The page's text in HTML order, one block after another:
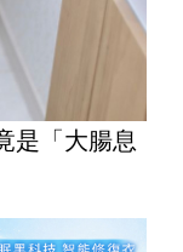
是「大腸息